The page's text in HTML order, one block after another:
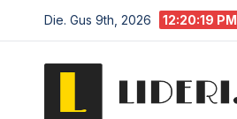
Die. Gus 9th, 2026 12:20:20 PM